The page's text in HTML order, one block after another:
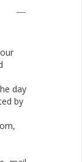
day
by